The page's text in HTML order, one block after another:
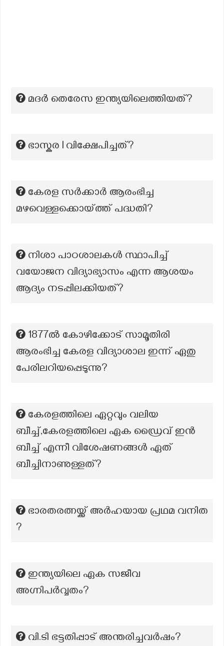
മദർ തെരേസ ഇന്ത്യയിലെത്തിയത്?
ഭാസ്കര I വിക്ഷേപിച്ചത്?
കേരള സർക്കാർ ആരംഭിച്ച
മഴവെള്ളക്കൊയ്ത്ത് പദ്ധതി?
നിശാ പാഠശാലകൾ സ്ഥാപിച്ച്
വയോജന വിദ്യാഭ്യാസം എന്ന ആശയം
ആദ്യം നടപ്പിലക്കിയത്?
1877ൽ കോഴിക്കോട് സാമൂതിരി
ആരംഭിച്ച കേരള വിദ്യാശാല ഇന്ന് ഏതു
പേരിലറിയപ്പെടുന്നു?
കേരളത്തിലെ ഏറ്റവും വലിയ
ബീച്ച്,കേരളത്തിലെ ഏക ഡ്രൈവ് ഇൻ
ബീച്ച് എന്നീ വിശേഷണങ്ങൾ ഏത്
ബീച്ചിനാണുള്ളത്?
ഭാരതരത്നയ്ക്ക് അർഹയായ പ്രഥമ വനിത
?
ഇന്ത്യയിലെ ഏക സജീവ
അഗ്നിപർവ്വതം?
വി.ടി ഭട്ടതിപ്പാട് അന്തരിച്ചവർഷം?